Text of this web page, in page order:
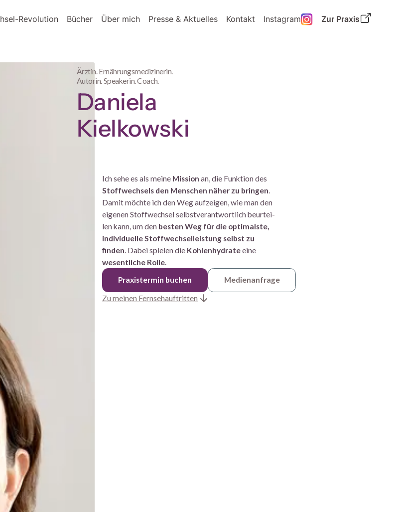
Revolution Bücher Über mich Presse & Aktuelles Kontakt Instagram Zur Praxis
Ärztin. Ernährungsmedizinerin.
Autorin. Speakerin. Coach.
Daniela
Kielkowski
Ich sehe es als meine Mission an, die Funktion des
Stoffwechsels den Menschen näher zu bringen.
Damit möchte ich den Weg aufzeigen, wie man den
eigenen Stoffwechsel selbst­verantwortlich beur­tei­
len kann, um den besten Weg für die opti­mal­ste,
individuelle Stoff­wechsel­­leis­tung selbst zu
finden. Dabei spielen die Kohlenhydrateeine
wesentliche Rolle.
Praxistermin buchen
Medienanfrage
Zu meinen Fernsehauftritten